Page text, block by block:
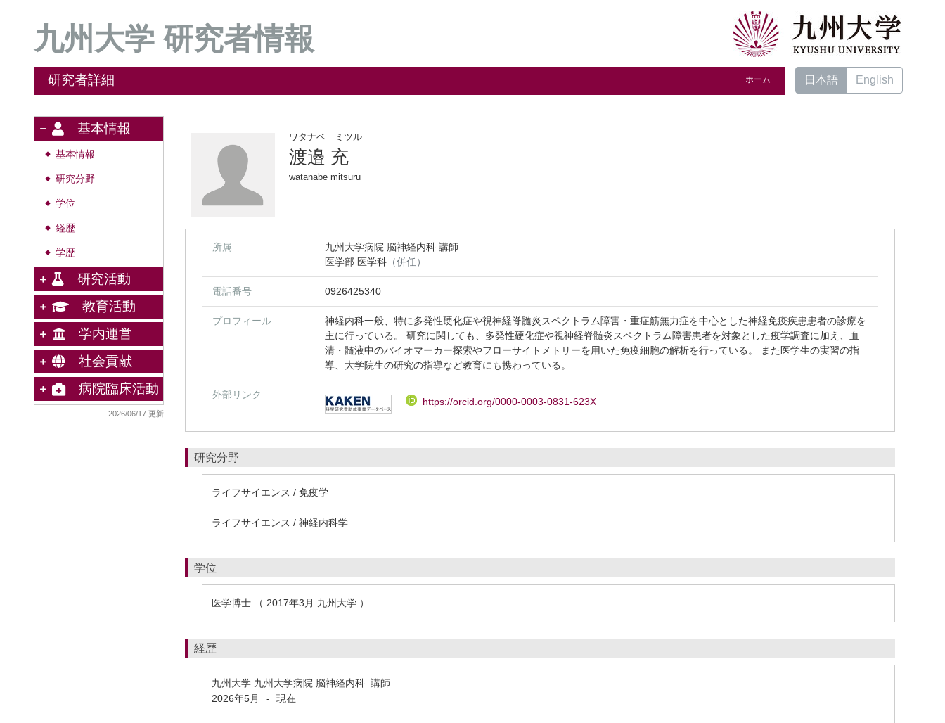
九州大学 研究者情報
研究者詳細 ホーム 日本語 English
基本情報
◆ 基本情報
◆ 研究分野
◆ 学位
◆ 経歴
◆ 学歴
研究活動
教育活動
学内運営
社会貢献
病院臨床活動
2026/06/17 更新
ワタナベ ミツル
渡邉 充
watanabe mitsuru
所属
九州大学病院 脳神経内科 講師
医学部 医学科 （併任）
電話番号 0926425340
プロフィール
神経内科一般、特に多発性硬化症や視神経脊髄炎スペクトラム障害・重症筋無力症を中心とした神経免疫疾患患者の診療を
主に行っている。 研究に関しても、多発性硬化症や視神経脊髄炎スペクトラム障害患者を対象とした疫学調査に加え、血
清・髄液中のバイオマーカー探索やフローサイトメトリーを用いた免疫細胞の解析を行っている。 また医学生の実習の指
導、大学院生の研究の指導など教育にも携わっている。
外部リンク
https://orcid.org/0000-0003-0831-623X
研究分野
ライフサイエンス / 免疫学
ライフサイエンス / 神経内科学
学位
医学博士 （ 2017年3月 九州大学 ）
経歴
九州大学 九州大学病院 脳神経内科 講師
2026年5月
- 現在